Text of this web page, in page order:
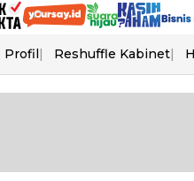
Profil Reshuffle Kabinet